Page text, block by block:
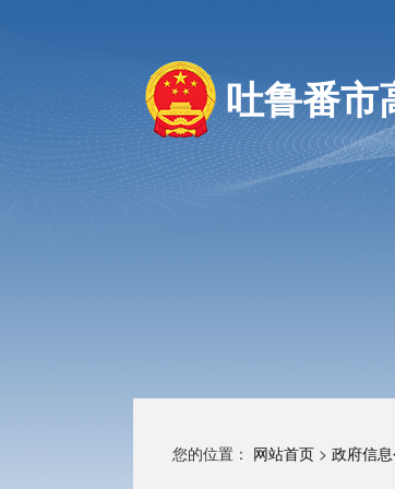
吐鲁番市
您的位置： 网站首页 > 政府信